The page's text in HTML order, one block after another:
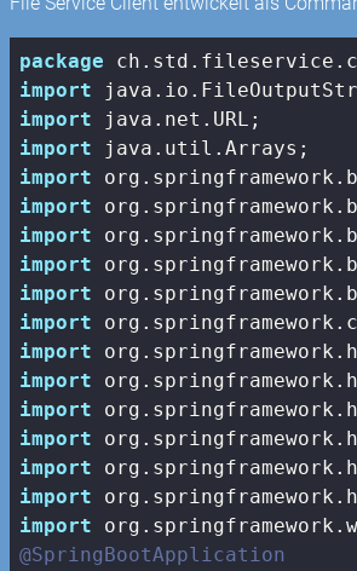
package
import
import
import
import
import
import
import
import
import
import
import
import
import
import
import
import
@SpringBootApplication